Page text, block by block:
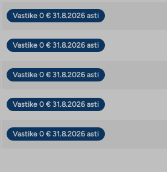
Vastike 0 € 31.8.2026 asti
Vastike 0 € 31.8.2026 asti
Vastike 0 € 31.8.2026 asti
Vastike 0 € 31.8.2026 asti
Vastike 0 € 31.8.2026 asti